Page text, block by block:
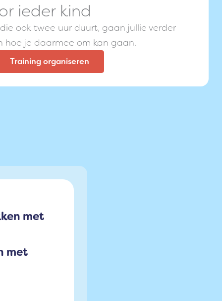
ieder kind
ook twee uur duurt, gaan jullie verder
hoe je daarmee om kan gaan.
Training organiseren
met
met